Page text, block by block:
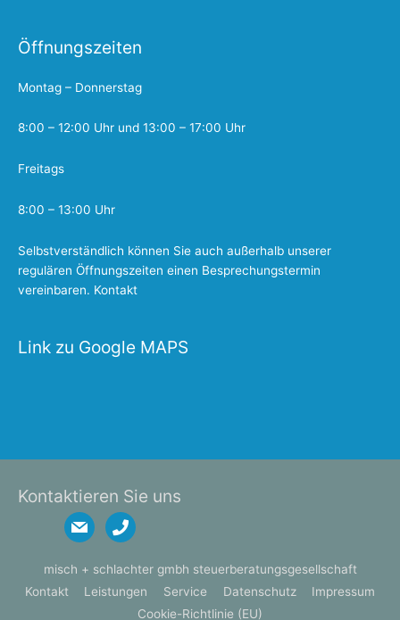
Öffnungszeiten
Montag – Donnerstag
8:00 – 12:00 Uhr und 13:00 – 17:00 Uhr
Freitags
8:00 – 13:00 Uhr
Selbstverständlich können Sie auch außerhalb unserer
regulären Öffnungszeiten einen Besprechungstermin
vereinbaren. Kontakt
Link zu Google MAPS
Kontaktieren Sie uns
mail phone
misch + schlachter gmbh steuerberatungsgesellschaft
Kontakt
Leistungen Service Datenschutz
Impressum
Cookie-Richtlinie (EU)